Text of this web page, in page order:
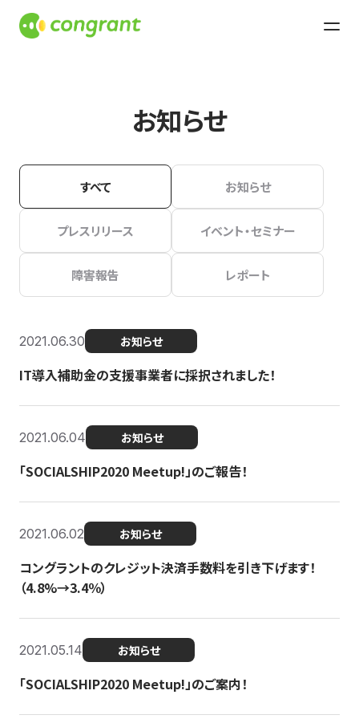
お知らせ
すべて お知らせ
プレスリリース イベント・セミナー
障害報告 レポート
2021.06.30 お知らせ
IT導入補助金の支援事業者に採択されました！
2021.06.04 お知らせ
「SOCIALSHIP2020 Meetup!」のご報告！
2021.06.02 お知らせ
コングラントのクレジット決済手数料を引き下げます！
（4.8%→3.4％）
2021.05.14 お知らせ
「SOCIALSHIP2020 Meetup!」のご案内！